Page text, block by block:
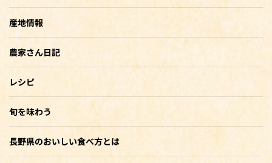
産地情報
農家さん日記
レシピ
旬を味わう
長野県のおいしい食べ方とは